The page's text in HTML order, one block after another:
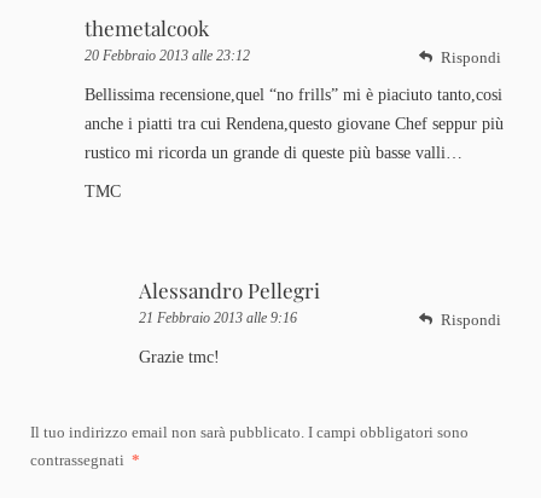
themetalcook
20 Febbraio 2013 alle 23:12
Bellissima recensione,quel “no frills” mi è piaciuto tanto,cosi
anche i piatti tra cui Rendena,questo giovane Chef seppur più
rustico mi ricorda un grande di queste più basse valli…
TMC
Rispondi
Alessandro Pellegri
21 Febbraio 2013 alle 9:16
Grazie tmc!
Rispondi
Il tuo indirizzo email non sarà pubblicato. I campi obbligatori sono
contrassegnati *